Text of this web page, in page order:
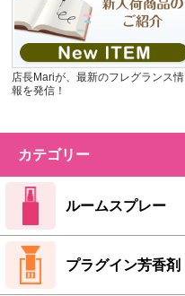
店長Mariが、最新のフレグランス情
報を発信！
カテゴリー
ルームスプレー
プラグイン芳香剤